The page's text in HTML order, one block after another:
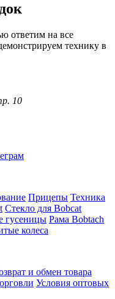
ответим на все
технику в
10
Прицепы Техника
Стекло для Bobcat
гусеницы Рама Bobtach
колеса
и обмен товара
Условия оптовых